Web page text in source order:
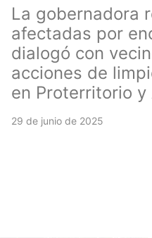
La gobernadora
afectadas por
dialogó con
acciones de
en Proterritorio y
29 de junio de 2025